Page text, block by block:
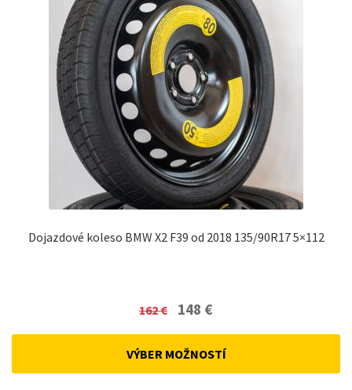
Dojazdové koleso BMW X2 F39 od 2018 135/90R17 5×112
162€
Original
was:
148 €Current
VÝBER MOŽNOSTÍ